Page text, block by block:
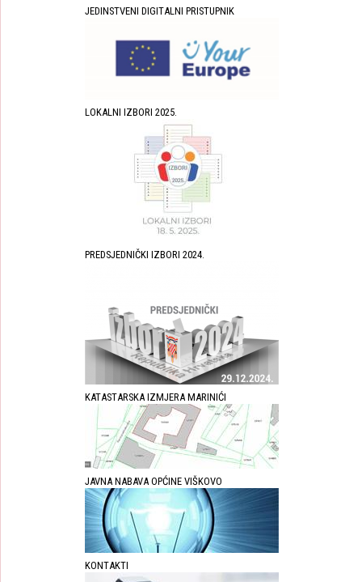
JEDINSTVENI DIGITALNI PRISTUPNIK
LOKALNI IZBORI 2025.
PREDSJEDNIČKI IZBORI 2024.
KATASTARSKA IZMJERA MARINIĆI
JAVNA NABAVA OPĆINE VIŠKOVO
KONTAKTI